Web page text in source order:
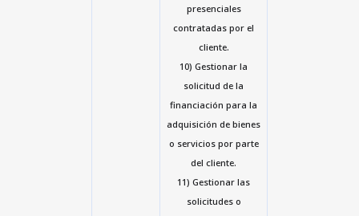
presenciales
contratadas por el
cliente.
10) Gestionar la
solicitud de la
financiación para la
adquisición de bienes
o servicios por parte
del cliente.
11) Gestionar las
solicitudes o